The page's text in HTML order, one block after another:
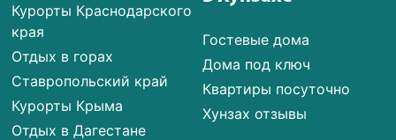
Курорты Краснодарского
края
Отдых в горах
Ставропольский край
Курорты Крыма
Отдых в Дагестане
Гостевые дома
Дома под ключ
Квартиры посуточно
Хунзах отзывы